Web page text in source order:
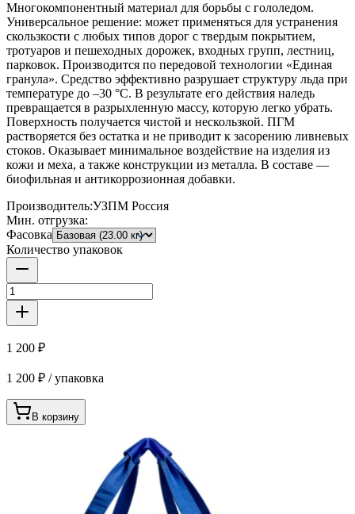
Многокомпонентный материал для борьбы с гололедом.
Универсальное решение: может применяться для устранения
скользкости с любых типов дорог с твердым покрытием,
тротуаров и пешеходных дорожек, входных групп, лестниц,
парковок. Производится по передовой технологии «Единая
гранула». Средство эффективно разрушает структуру льда при
температуре до –30 °C. В результате его действия наледь
превращается в разрыхленную массу, которую легко убрать.
Поверхность получается чистой и нескользкой. ПГМ
растворяется без остатка и не приводит к засорению ливневых
стоков. Оказывает минимальное воздействие на изделия из
кожи и меха, а также конструкции из металла. В составе —
биофильная и антикоррозионная добавки.
Производитель:УЗПМ Россия
Мин. отгрузка:
Фасовка
Количество упаковок
1 200 ₽
1 200 ₽ / упаковка
В корзину